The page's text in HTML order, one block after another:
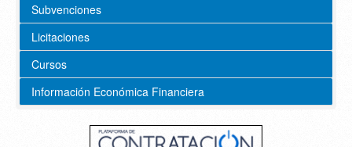
Subvenciones
Licitaciones
Cursos
Información Económica Financiera